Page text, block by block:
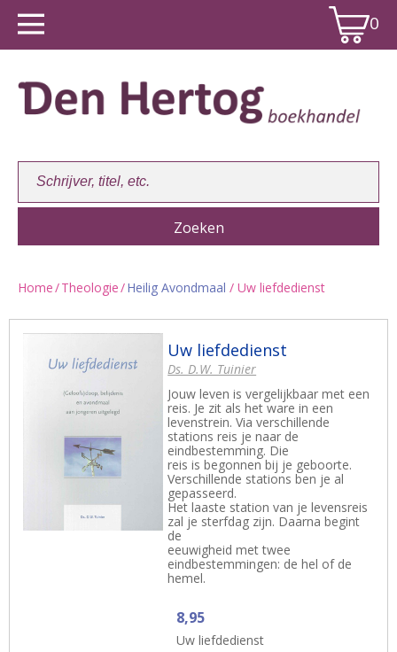
0
Home/Theologie/Heilig Avondmaal / Uw liefdedienst
Uw liefdedienst
Ds. D.W. Tuinier
Jouw leven is vergelijkbaar met een
reis. Je zit als het ware in een
levenstrein. Via verschillende
stations reis je naar de
eindbestemming. Die
reis is begonnen bij je geboorte.
Verschillende stations ben je al
gepasseerd.
Het laaste station van je levensreis
zal je sterfdag zijn. Daarna begint
de
eeuwigheid met twee
eindbestemmingen: de hel of de
hemel.
8,95
Uw liefdedienst